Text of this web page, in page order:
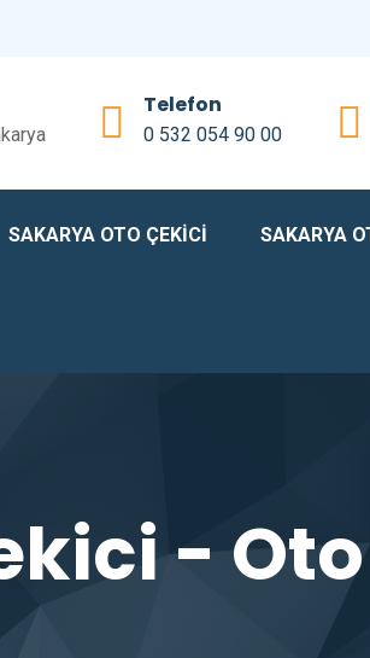
Telefon
0 532 054 90 00
SAKARYA OTO ÇEKİCİ SAKARYA
- Oto